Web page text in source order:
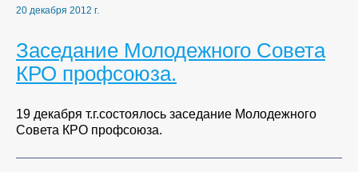
20 декабря 2012 г.
Заседание Молодежного Совета
КРО профсоюза.
19 декабря т.г.состоялось заседание Молодежного
Совета КРО профсоюза.